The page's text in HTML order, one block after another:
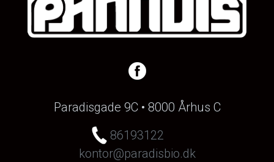
Paradisgade 9C • 8000 Århus C
86193122
kontor@paradisbio.dk